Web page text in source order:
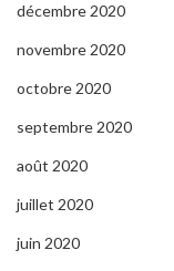
décembre 2020
novembre 2020
octobre 2020
septembre 2020
août 2020
juillet 2020
juin 2020